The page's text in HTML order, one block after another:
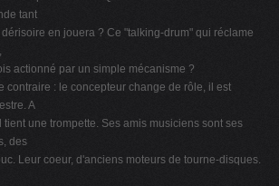
tant
en jouera ? Ce "talking-drum" qui réclame
actionné par un simple mécanisme ?
contraire : le concepteur change de rôle, il est
A
tient une trompette. Ses amis musiciens sont ses
des
Leur coeur, d'anciens moteurs de tourne-disques.